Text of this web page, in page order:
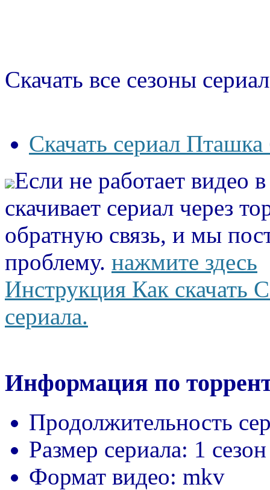
Скачать все сезоны
Скачать сериал Пташка
Если не работает видео
скачивает сериал через
обратную связь, и мы
проблему. нажмите здесь
Инструкция Как скачать
сериала.
Информация по
Продолжительность
Размер сериала: 1
Формат видео: mkv